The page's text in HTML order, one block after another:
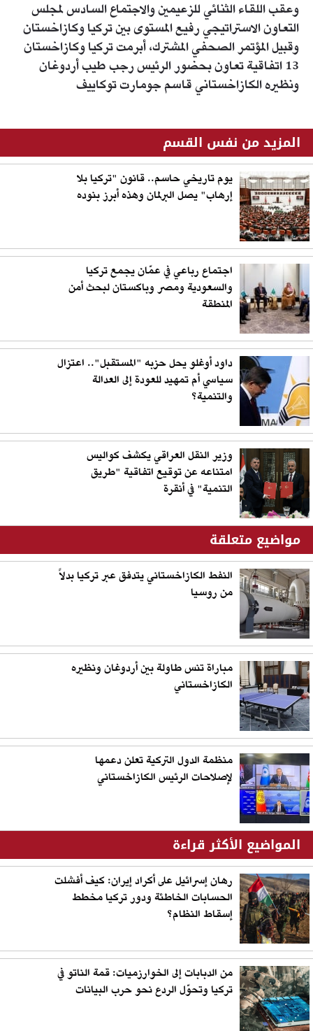
وعقب اللقاء الثنائي للزعيمين والاجتماع السادس لمجلس
التعاون الاستراتيجي رفيع المستوى بين تركيا وكازاخستان
وقبيل المؤتمر الصحفي المشترك، أبرمت تركيا وكازاخستان
13 اتفاقية تعاون بحضور الرئيس رجب طيب أردوغان
ونظيره الكازاخستاني قاسم جومارت توكاييف
المزيد من نفس القسم
يوم تاريخي حاسم.. قانون "تركيا بلا
إرهاب" يصل البرلمان وهذه أبرز بنوده
اجتماع رباعي في عمّان يجمع تركيا
والسعودية ومصر وباكستان لبحث أمن
المنطقة
داود أوغلو يحل حزبه "المستقبل".. اعتزال
سياسي أم تمهيد للعودة إلى العدالة
والتنمية؟
وزير النقل العراقي يكشف كواليس
امتناعه عن توقيع اتفاقية "طريق
التنمية" في أنقرة
مواضيع متعلقة
النفط الكازاخستاني يتدفق عبر تركيا بدلاً
من روسيا
مباراة تنس طاولة بين أردوغان ونظيره
الكازاخستاني
منظمة الدول التركية تعلن دعمها
لإصلاحات الرئيس الكازاخستاني
المواضيع الأكثر قراءة
رهان إسرائيل على أكراد إيران: كيف أفشلت
الحسابات الخاطئة ودور تركيا مخطط
إسقاط النظام؟
من الدبابات إلى الخوارزميات: قمة الناتو في
تركيا وتحوّل الردع نحو حرب البيانات